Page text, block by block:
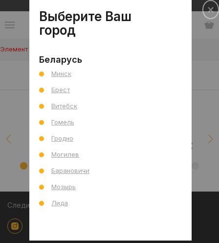
Элемент не найден!
Наши клиенты/проекты
Следите за акциями
Выберите Ваш
город
Беларусь
Минск
Брест
Витебск
Гомель
Гродно
Могилев
Барановичи
Мозырь
Лида